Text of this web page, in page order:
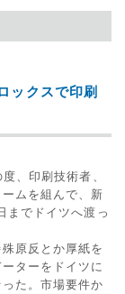
ックスで印刷
、印刷技術者、
ムを組んで、新
までドイツへ渡っ
原反とか厚紙を
ターをドイツに
た。市場要件か